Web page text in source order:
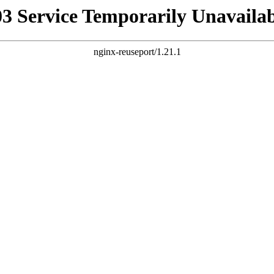
Service Temporarily
nginx-reuseport/1.21.1